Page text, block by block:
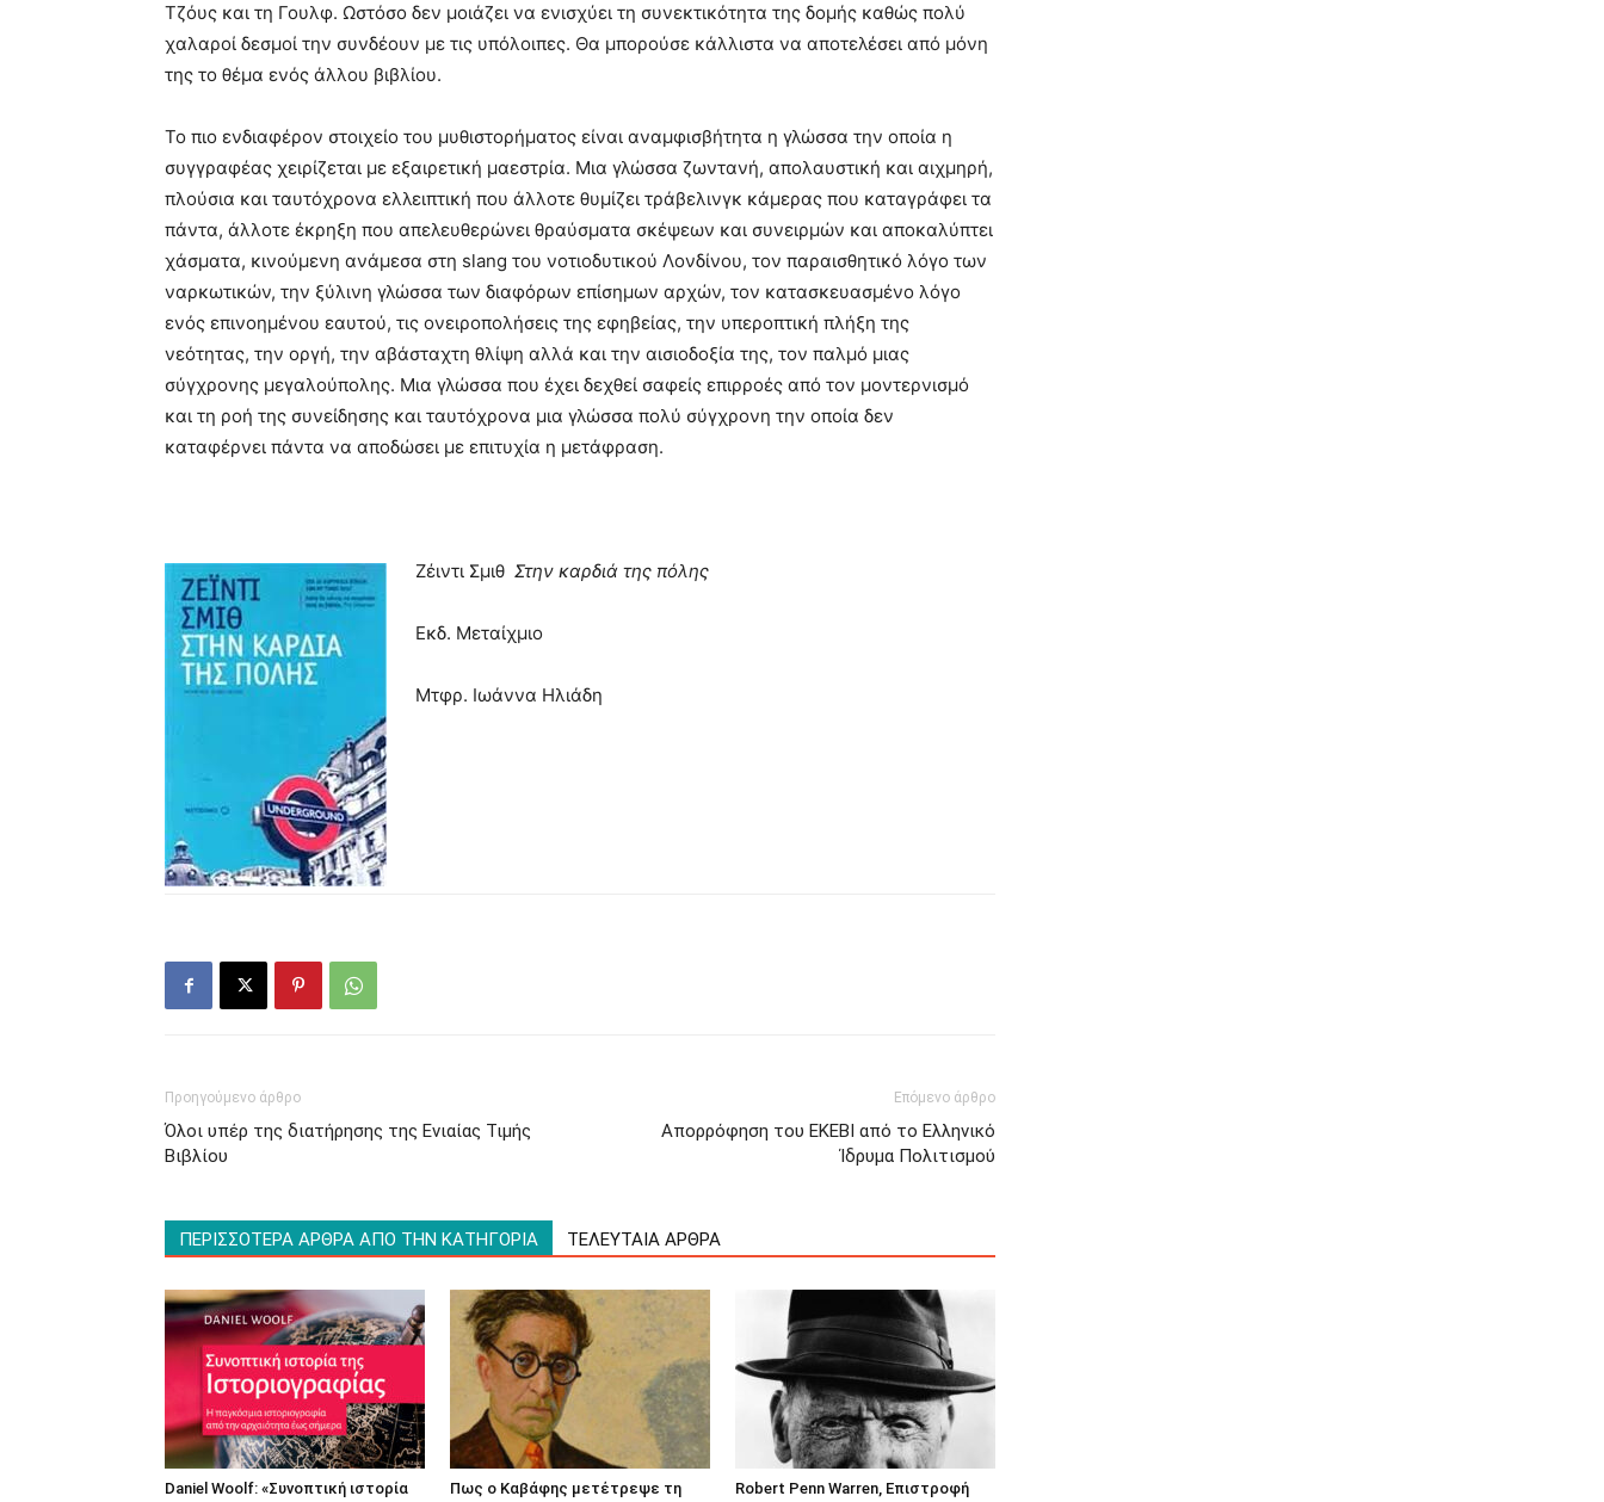
Τζόυς και τη Γουλφ. Ωστόσο δεν μοιάζει να ενισχύει τη συνεκτικότητα της δομής καθώς πολύ
χαλαροί δεσμοί την συνδέουν με τις υπόλοιπες. Θα μπορούσε κάλλιστα να αποτελέσει από μόνη
της το θέμα ενός άλλου βιβλίου.
Το πιο ενδιαφέρον στοιχείο του μυθιστορήματος είναι αναμφισβήτητα η γλώσσα την οποία η
συγγραφέας χειρίζεται με εξαιρετική μαεστρία. Μια γλώσσα ζωντανή, απολαυστική και αιχμηρή,
πλούσια και ταυτόχρονα ελλειπτική που άλλοτε θυμίζει τράβελινγκ κάμερας που καταγράφει τα
πάντα, άλλοτε έκρηξη που απελευθερώνει θραύσματα σκέψεων και συνειρμών και αποκαλύπτει
χάσματα, κινούμενη ανάμεσα στη slang του νοτιοδυτικού Λονδίνου, τον παραισθητικό λόγο των
ναρκωτικών, την ξύλινη γλώσσα των διαφόρων επίσημων αρχών, τον κατασκευασμένο λόγο
ενός επινοημένου εαυτού, τις ονειροπολήσεις της εφηβείας, την υπεροπτική πλήξη της
νεότητας, την οργή, την αβάσταχτη θλίψη αλλά και την αισιοδοξία της, τον παλμό μιας
σύγχρονης μεγαλούπολης. Μια γλώσσα που έχει δεχθεί σαφείς επιρροές από τον μοντερνισμό
και τη ροή της συνείδησης και ταυτόχρονα μια γλώσσα πολύ σύγχρονη την οποία δεν
καταφέρνει πάντα να αποδώσει με επιτυχία η μετάφραση.
Ζέιντι Σμιθ Στην καρδιά της πόλης
Εκδ. Μεταίχμιο
Μτφρ. Ιωάννα Ηλιάδη
Προηγούμενο άρθρο
Όλοι υπέρ της διατήρησης της Ενιαίας Τιμής
Βιβλίου
Επόμενο άρθρο
Απορρόφηση του ΕΚΕΒΙ από το Ελληνικό
Ίδρυμα Πολιτισμού
ΠΕΡΙΣΣΟΤΕΡΑ ΑΡΘΡΑ ΑΠΟ ΤΗΝ ΚΑΤΗΓΟΡΙΑ ΤΕΛΕΥΤΑΙΑ ΑΡΘΡΑ
Daniel Woolf: «Συνοπτική ιστορία Πως ο Καβάφης μετέτρεψε τη Robert Penn Warren, Επιστροφή